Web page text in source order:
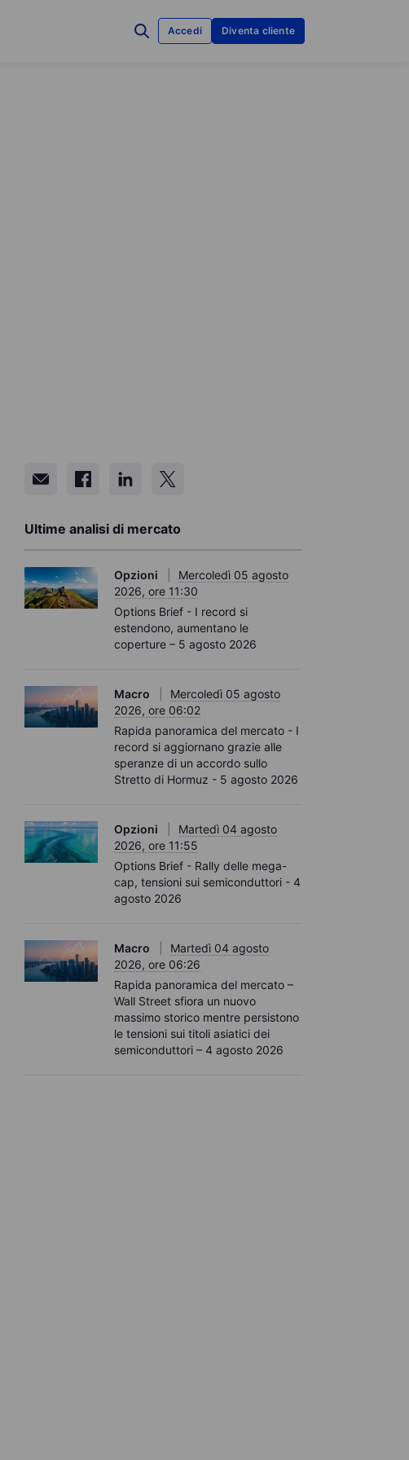
Accedi Diventa cliente
Ultime analisi di mercato
Opzioni
Mercoledì 05 agosto
2026, ore 11:30
Options Brief - I record si
estendono, aumentano le
coperture – 5 agosto 2026
Macro
Mercoledì 05 agosto
2026, ore 06:02
Rapida panoramica del mercato - I
record si aggiornano grazie alle
speranze di un accordo sullo
Stretto di Hormuz - 5 agosto 2026
Opzioni
Martedì 04 agosto
2026, ore 11:55
Options Brief - Rally delle mega-
cap, tensioni sui semiconduttori - 4
agosto 2026
Macro
Martedì 04 agosto
2026, ore 06:26
Rapida panoramica del mercato –
Wall Street sfiora un nuovo
massimo storico mentre persistono
le tensioni sui titoli asiatici dei
semiconduttori – 4 agosto 2026